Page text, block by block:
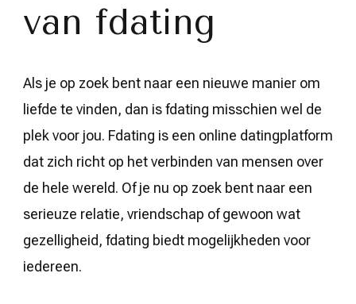
van fdating
Als je op zoek bent naar een nieuwe manier om
liefde te vinden, dan is fdating misschien wel de
plek voor jou. Fdating is een online datingplatform
dat zich richt op het verbinden van mensen over
de hele wereld. Of je nu op zoek bent naar een
serieuze relatie, vriendschap of gewoon wat
gezelligheid, fdating biedt mogelijkheden voor
iedereen.